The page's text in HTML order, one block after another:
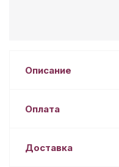
Описание
Оплата
Доставка